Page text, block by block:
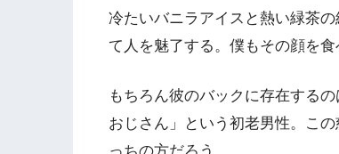
冷たいバニラアイスと熱い緑茶
て人を魅了する。僕もその顔を
もちろん彼のバックに存在する
おじさん」という初老男性。こ